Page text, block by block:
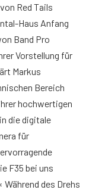
Red Tails
Haus Anfang
Band Pro
Vorstellung für
Markus
Bereich
hochwertigen
die digitale
für
F35 bei uns
des Drehs